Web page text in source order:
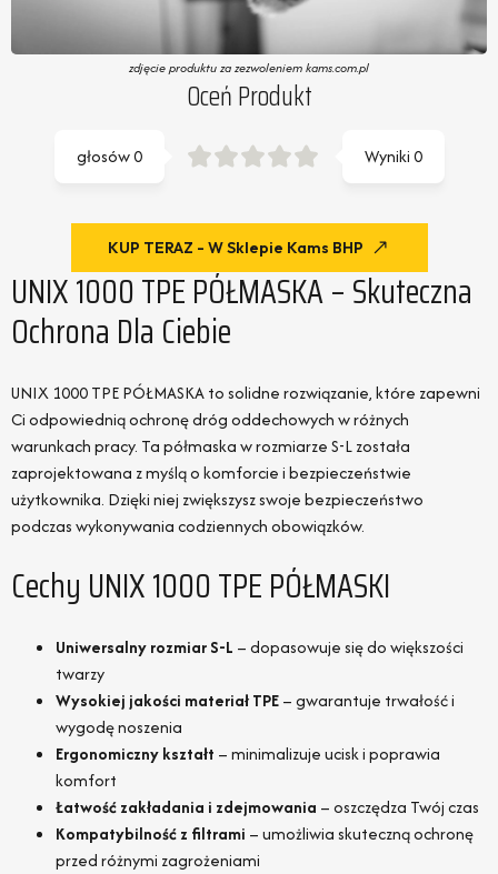
zdjęcie produktu za zezwoleniem kams.com.pl
Oceń Produkt
Wyniki0
głosów0
KUP TERAZ - W Sklepie Kams BHP
UNIX 1000 TPE PÓŁMASKA – Skuteczna
Ochrona Dla Ciebie
UNIX 1000 TPE PÓŁMASKA to solidne rozwiązanie, które zapewni
Ci odpowiednią ochronę dróg oddechowych w różnych
warunkach pracy. Ta półmaska w rozmiarze S-L została
zaprojektowana z myślą o komforcie i bezpieczeństwie
użytkownika. Dzięki niej zwiększysz swoje bezpieczeństwo
podczas wykonywania codziennych obowiązków.
Cechy UNIX 1000 TPE PÓŁMASKI
Uniwersalny rozmiar S-L – dopasowuje się do większości
twarzy
Wysokiej jakości materiał TPE– gwarantuje trwałość i
wygodę noszenia
Ergonomiczny kształt – minimalizuje ucisk i poprawia
komfort
Łatwość zakładania i zdejmowania – oszczędza Twój czas
Kompatybilność z filtrami – umożliwia skuteczną ochronę
przed różnymi zagrożeniami